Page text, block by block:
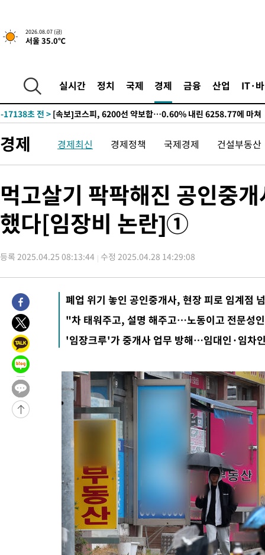
2026.08.07 (금)
서울 35.0℃
실시간 정치 국제 경제 금융 산업 IT·
-21342초 전 >SK하이닉스, 용인·청주 팹에 54조 투자…"AI 메모리 수요 선
응"
-18198초 전 >여자배구 이재영·이다영 자매, 아제르바이잔 투란VC 입단
-17185초 전 >
[속보]코스닥, 2.86포인트(0.36%) 내린 798.81마감
-17138초 전 >
-17118초 전 > [속보]원·달러 환율, 7.7원 내린 1416.1원 마감
-14097초 전 >
[속보]종합특검, '계엄 수용공간 확보' 신용해 前교정본부장
-12970초 전 >외신들도 주목한 韓축구 파문…"국민적 공분에 수사 재개"
-11963초 전 >[속보]규제합리화위원회 부위원장에 김태유 서울대 공대 교
병태 후임
-8321초 전 >[속보]국힘 윤리위, '돌려차기 발언' 진종오·서범수 징계 절차
-3646초 전 >
[속보] 7월 중국 수출 23.9%↑ 수입 27.5%↑…무역총액
-672초 전 >[속보]종합특검, '관저이전 봐주기 감사' 유병호 구속기소
45분 전 >민주 콩고 에볼라환자 4천명 돌파, 4053명 발생 1850명 사망
-25158초 전 >
"낮 기온 소폭 하락"…수도권 폭염중대경보, 폭염경보로 하향
-25122초 전 >
[속보]이 대통령, '호우피해' 안동·의성 관할 4개 면 특별재난
선포
-25085초 전 >
[단독]중수청 지원 검사들, 정원 초과 시 낮은 계급 임용…희망
갈 수도
-23056초 전 >
낮 최고 37도 찜통더위…곳곳 소나기·강원 많은 비[내일날씨]
-21362초 전 >
-18218초 전 >
여자배구 이재영·이다영 자매, 아제르바이잔 투란VC 입단
-17471초 전 >
외국인 심판 성 접대 7경기 들여다보니…한국 축구 '5승 2무'
-17205초 전 >
[속보]코스닥, 2.86포인트(0.36%) 내린 798.81마감
[속보]코스피, 6200선 약보합…0.60% 내린 6258.77에 마쳐
[속보]원·달러 환율, 7.7원 내린 1416.1원 마감
[속보] 노원서 40.1도 관측…서울, 2018년 이후 첫 40도
[속보]종합특검, '계엄 수용공간 확보' 신용해 前교정본부장
외신들도 주목한 韓축구 파문…"국민적 공분에 수사 재개"
11시간 압수수색에 성접대 파문까지…'쑥대밭' 된 축구협회
[속보]규제합리화위원회 부위원장에 김태유 서울대 공대 교
[속보]국힘 윤리위, '돌려차기 발언' 진종오·서범수 징계 절차
경제 경제최신 경제정책 국제경제 건설부동산
먹고살기 팍팍해진 공인중
했다[임장비 논란]①
등록 2025.04.25 08:13:44 수정 2025.04.28 14:29:08
폐업 위기 놓인 공인중개사, 현장 피로 임계점
"차 태워주고, 설명 해주고…노동이고 전문성
'임장크루'가 중개사 업무 방해…임대인·임차